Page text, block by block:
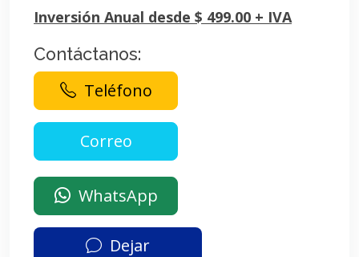
Inversión Anual desde $ 499.00 + IVA
Contáctanos:
Teléfono
WhatsApp
Dejar